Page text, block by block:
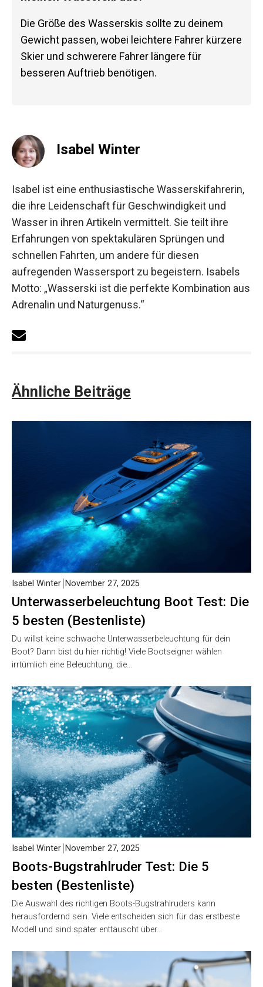
Die Größe des Wasserskis sollte zu deinem
Gewicht passen, wobei leichtere Fahrer kürzere
Skier und schwerere Fahrer längere für
besseren Auftrieb benötigen.
Isabel Winter
Isabel ist eine enthusiastische Wasserskifahrerin,
die ihre Leidenschaft für Geschwindigkeit und
Wasser in ihren Artikeln vermittelt. Sie teilt ihre
Erfahrungen von spektakulären Sprüngen und
schnellen Fahrten, um andere für diesen
aufregenden Wassersport zu begeistern. Isabels
Motto: „Wasserski ist die perfekte Kombination aus
Adrenalin und Naturgenuss.“
Ähnliche Beiträge
Unterwasserbeleuchtung Boot Test: Die
5 besten (Bestenliste)
Isabel Winter November 27, 2025
Du willst keine schwache Unterwasserbeleuchtung für dein
Boot? Dann bist du hier richtig! Viele Bootseigner wählen
irrtümlich eine Beleuchtung, die…
Boots-Bugstrahlruder Test: Die 5
besten (Bestenliste)
Isabel Winter November 27, 2025
Die Auswahl des richtigen Boots-Bugstrahlruders kann
herausfordernd sein. Viele entscheiden sich für das erstbeste
Modell und sind später enttäuscht über…